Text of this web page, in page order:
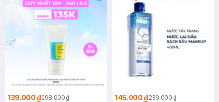
139.000 ₫298.000 ₫ 145.000 ₫289.000 ₫